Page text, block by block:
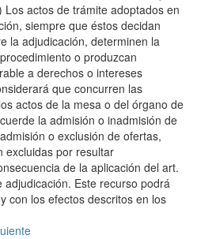
actos de trámite adoptados en
siempre que éstos decidan
la adjudicación, determinen la
o produzcan
a derechos o intereses
que concurren las
actos de la mesa o del órgano de
la admisión o inadmisión de
o exclusión de ofertas,
excluidas por resultar
de la aplicación del art.
adjudicación. Este recurso podrá
con los efectos descritos en los